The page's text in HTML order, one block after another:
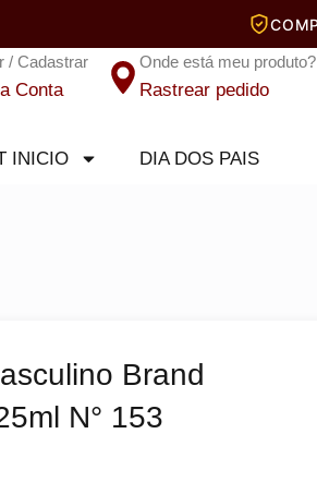
/ Cadastrar
Conta
Onde está meu produto?
Rastrear pedido
INICIO DIA DOS PAIS
Brand
N° 153